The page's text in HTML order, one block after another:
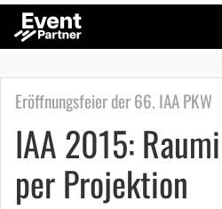
Eröffnungsfeier der 66. IAA PKW
IAA 2015:
per Projektion